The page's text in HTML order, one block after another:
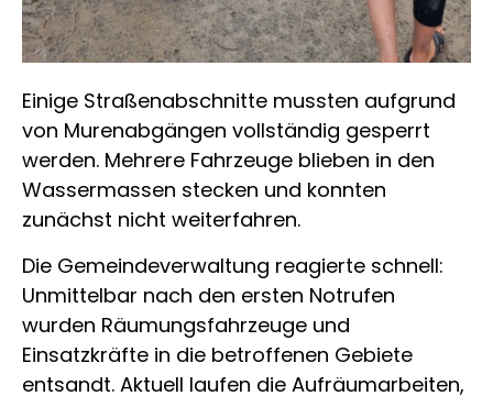
Einige Straßenabschnitte mussten aufgrund
von Murenabgängen vollständig gesperrt
werden. Mehrere Fahrzeuge blieben in den
Wassermassen stecken und konnten
zunächst nicht weiterfahren.
Die Gemeindeverwaltung reagierte schnell:
Unmittelbar nach den ersten Notrufen
wurden Räumungsfahrzeuge und
Einsatzkräfte in die betroffenen Gebiete
entsandt. Aktuell laufen die Aufräumarbeiten,